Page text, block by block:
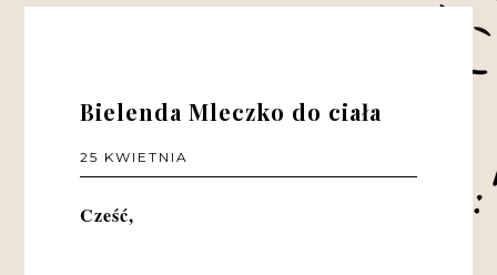
Bielenda Mleczko do ciała
25 KWIETNIA
Cześć,